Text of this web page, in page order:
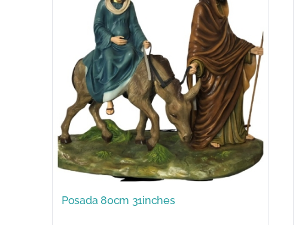
Posada 80cm 31inches